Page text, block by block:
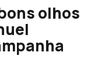
olhos